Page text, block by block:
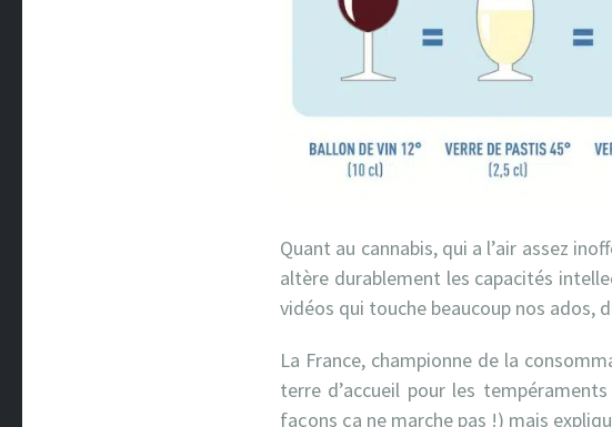
Quant au cannabis, qui a l’air assez
altère durablement les capacités
vidéos qui touche beaucoup nos
La France, championne de la
terre d’accueil pour les
façons ça ne marche pas !) mais